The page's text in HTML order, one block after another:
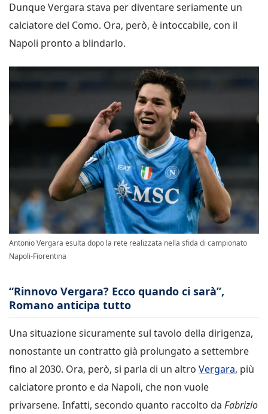
Dunque Vergara stava per diventare seriamente un
calciatore del Como. Ora, però, è intoccabile, con il
Napoli pronto a blindarlo.
Antonio Vergara esulta dopo la rete realizzata nella sfida di campionato
Napoli-Fiorentina
“Rinnovo Vergara? Ecco quando ci sarà”,
Romano anticipa tutto
Una situazione sicuramente sul tavolo della dirigenza,
nonostante un contratto già prolungato a settembre
fino al 2030. Ora, però, si parla di un altro Vergara, più
calciatore pronto e da Napoli, che non vuole
privarsene. Infatti, secondo quanto raccolto da Fabrizio